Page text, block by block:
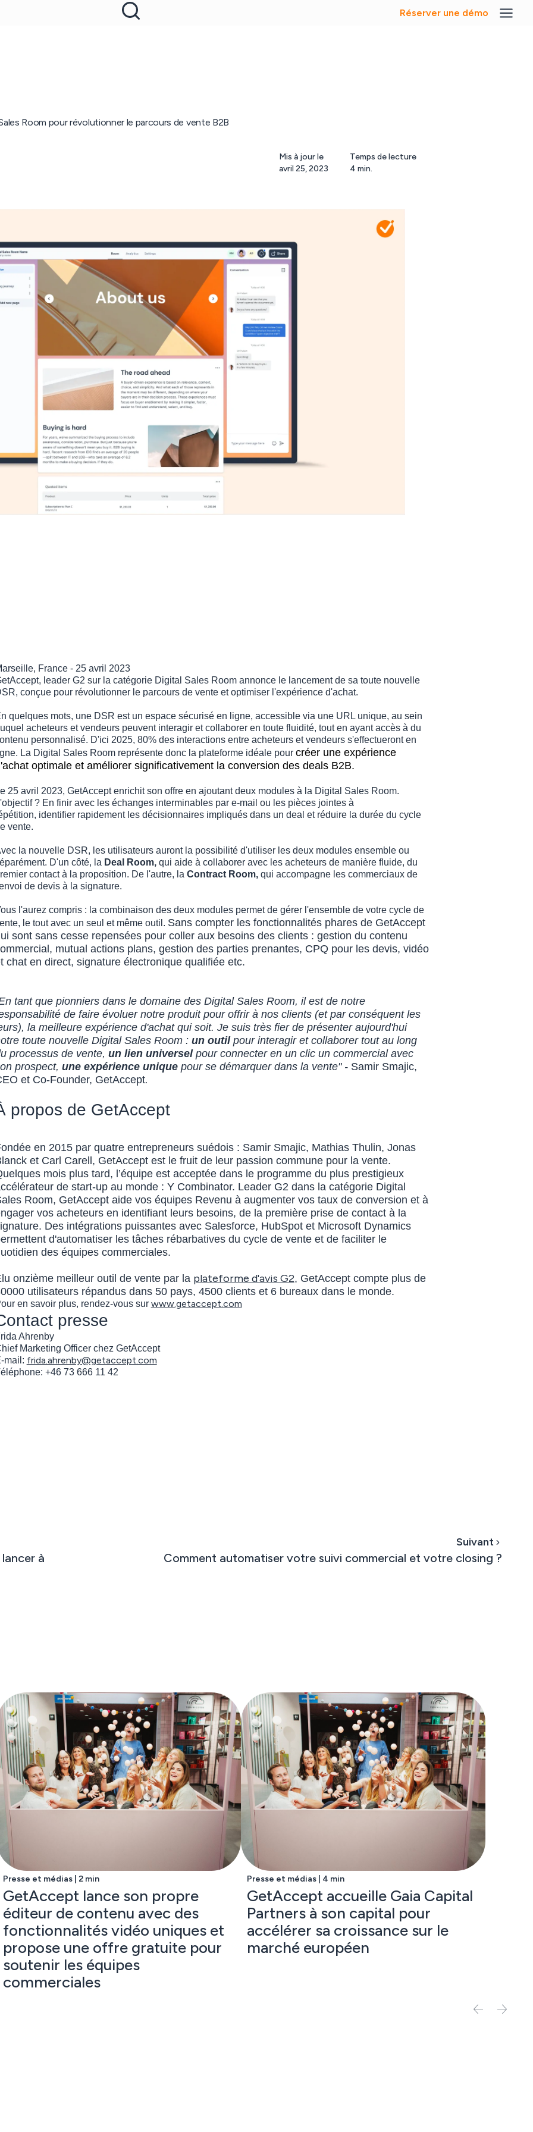
Réserver une démo
Room pour révolutionner le parcours de vente B2B
Mis à jour le
avril 25, 2023
Temps de lecture
4 min.
France - 25 avril 2023
leader G2 sur la catégorie Digital Sales Room annonce le lancement de sa toute nouvelle
conçue pour révolutionner le parcours de vente et optimiser l'expérience d'achat.
quelques mots, une DSR est un espace sécurisé en ligne, accessible via une URL unique, au sein
acheteurs et vendeurs peuvent interagir et collaborer en toute fluidité, tout en ayant accès à du
personnalisé. D'ici 2025, 80% des interactions entre acheteurs et vendeurs s'effectueront en
La Digital Sales Room représente donc la plateforme idéale pour créer une expérience
optimale et améliorer significativement la conversion des deals B2B.
25 avril 2023, GetAccept enrichit son offre en ajoutant deux modules à la Digital Sales Room.
? En finir avec les échanges interminables par e-mail ou les pièces jointes à
identifier rapidement les décisionnaires impliqués dans un deal et réduire la durée du cycle
vente.
la nouvelle DSR, les utilisateurs auront la possibilité d'utiliser les deux modules ensemble ou
D'un côté, la Deal Room, qui aide à collaborer avec les acheteurs de manière fluide, du
contact à la proposition. De l'autre, la Contract Room, qui accompagne les commerciaux de
de devis à la signature.
l'aurez compris : la combinaison des deux modules permet de gérer l'ensemble de votre cycle de
le tout avec un seul et même outil. Sans compter les fonctionnalités phares de GetAccept
sont sans cesse repensées pour coller aux besoins des clients : gestion du contenu
mutual actions plans, gestion des parties prenantes, CPQ pour les devis, vidéo
chat en direct, signature électronique qualifiée etc.
tant que pionniers dans le domaine des Digital Sales Room, il est de notre
de faire évoluer notre produit pour offrir à nos clients (et par conséquent les
la meilleure expérience d'achat qui soit. Je suis très fier de présenter aujourd'hui
toute nouvelle Digital Sales Room : un outilpour interagir et collaborer tout au long
processus de vente, un lien universel pour connecter en un clic un commercial avec
prospect, une expérience uniquepour se démarquer dans la vente" - Samir Smajic,
et Co-Founder, GetAccept.
propos de GetAccept
en 2015 par quatre entrepreneurs suédois : Samir Smajic, Mathias Thulin, Jonas
et Carl Carell, GetAccept est le fruit de leur passion commune pour la vente.
mois plus tard, l’équipe est acceptée dans le programme du plus prestigieux
de start-up au monde : Y Combinator. Leader G2 dans la catégorie Digital
Room, GetAccept aide vos équipes Revenu à augmenter vos taux de conversion et à
vos acheteurs en identifiant leurs besoins, de la première prise de contact à la
Des intégrations puissantes avec Salesforce, HubSpot et Microsoft Dynamics
d'automatiser les tâches rébarbatives du cycle de vente et de faciliter le
des équipes commerciales.
onzième meilleur outil de vente par la plateforme d'avis G2, GetAccept compte plus de
utilisateurs répandus dans 50 pays, 4500 clients et 6 bureaux dans le monde.
en savoir plus, rendez-vous sur www.getaccept.com
presse
Ahrenby
Marketing Officer chez GetAccept
mail: frida.ahrenby@getaccept.com
+46 73 666 11 42
à
Suivant
Comment automatiser votre suivi commercial et votre closing ?
Presse et médias | 2 min
GetAccept lance son propre
éditeur de contenu avec des
fonctionnalités vidéo uniques et
propose une offre gratuite pour
soutenir les équipes
commerciales
Presse et médias | 4 min
GetAccept accueille Gaia Capital
Partners à son capital pour
accélérer sa croissance sur le
marché européen